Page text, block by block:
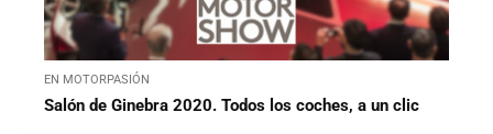
EN MOTORPASIÓN
Salón de Ginebra 2020. Todos los coches, a un clic